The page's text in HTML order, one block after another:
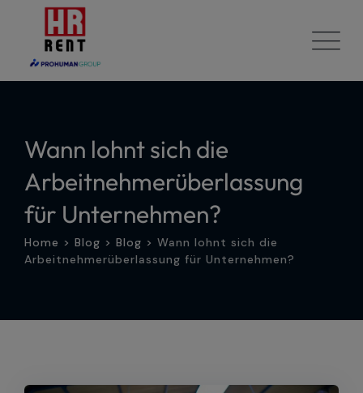
Wann lohnt sich die
Arbeitnehmerüberlassung
für Unternehmen?
Home > Blog > Blog > Wann lohnt sich die
Arbeitnehmerüberlassung für Unternehmen?